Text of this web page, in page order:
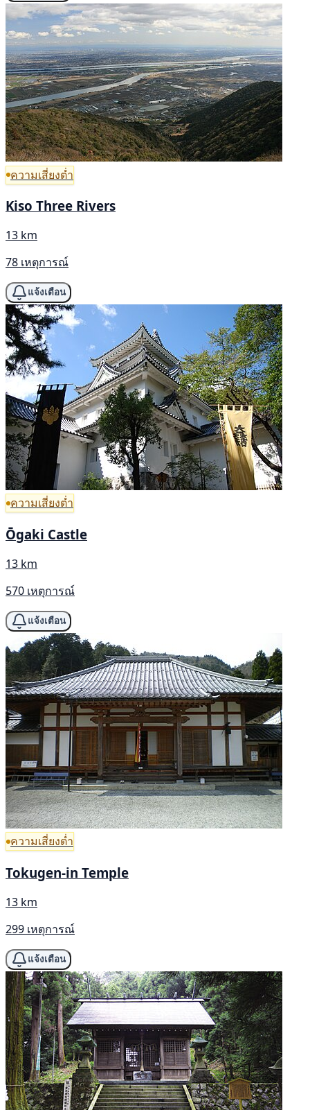
ความเสี่ยงต่ำ
Kiso Three Rivers
13 km
78 เหตุการณ์
แจ้งเตือน
ความเสี่ยงต่ำ
Ōgaki Castle
13 km
570 เหตุการณ์
แจ้งเตือน
ความเสี่ยงต่ำ
Tokugen-in Temple
13 km
299 เหตุการณ์
แจ้งเตือน